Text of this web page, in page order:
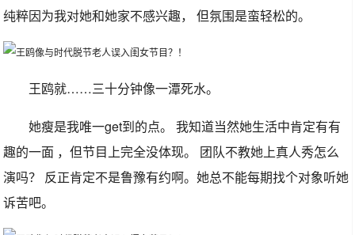
纯粹因为我对她和她家不感兴趣， 但氛围是蛮轻松的。
王鸥就……三十分钟像一潭死水。
她瘦是我唯一get到的点。 我知道当然她生活中肯定有有
趣的一面 ，但节目上完全没体现。 团队不教她上真人秀怎么
演吗？ 反正肯定不是鲁豫有约啊。她总不能每期找个对象听她
诉苦吧。